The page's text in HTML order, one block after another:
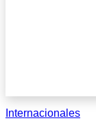
Internacionales